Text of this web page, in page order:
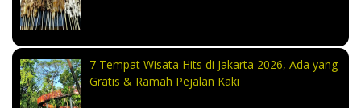
7 Tempat Wisata Hits di Jakarta 2026, Ada yang
Gratis & Ramah Pejalan Kaki